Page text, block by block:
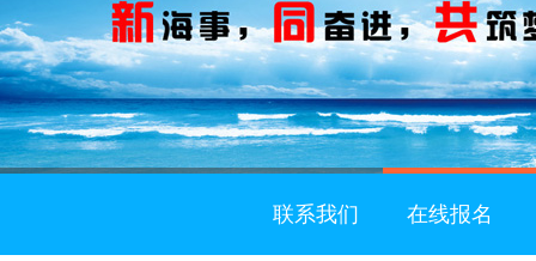
联系我们 在线报名